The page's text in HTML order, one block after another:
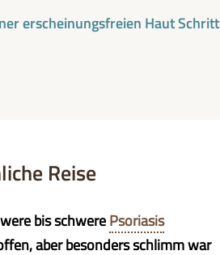
erscheinungsfreien Haut Schritt
Reise
bis schwerePsoriasis
aber besonders schlimm war